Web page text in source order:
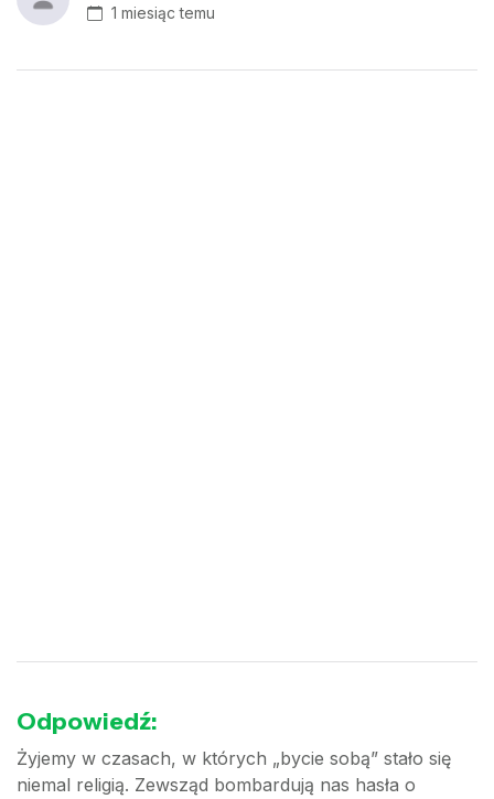
1 miesiąc temu
Odpowiedź:
Żyjemy w czasach, w których „bycie sobą” stało się
niemal religią. Zewsząd bombardują nas hasła o